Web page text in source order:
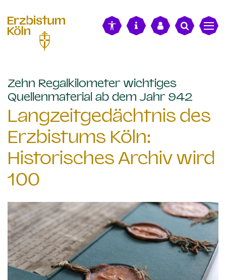
Zehn Regalkilometer wichtiges
Quellenmaterial ab dem Jahr 942
Langzeitgedächtnis des
Erzbistums Köln:
Historisches Archiv wird
100